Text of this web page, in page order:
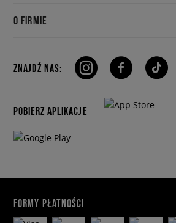
O FIRMIE
ZNAJDŹ NAS:
POBIERZ APLIKACJE
FORMY PŁATNOŚCI